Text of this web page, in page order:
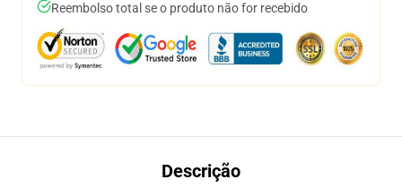
Reembolso total se o produto não for recebido
Descrição